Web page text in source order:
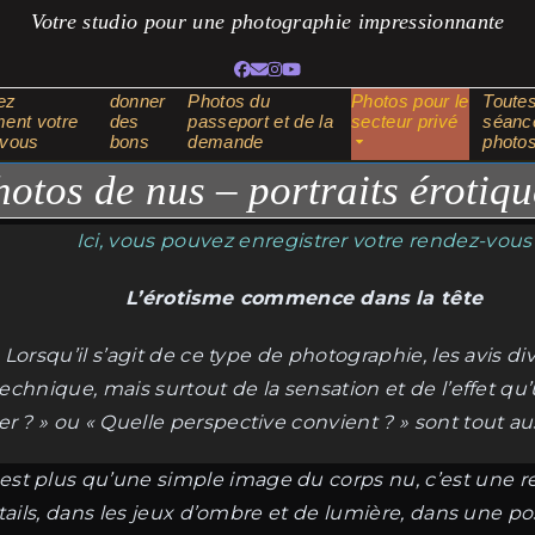
Votre studio pour une photographie impressionnante
Facebook
Adresse
électronique
Instagram
YouTube
votre
donner
des
bons
Photos du
passeport et de la
demande
Photos pour le
secteur privé
de nus – portraits
Ici, vous pouvez enregistrer votre rendez-vous
L’érotisme commence dans la tête
s’agit de ce type de photographie, les avis
mais surtout de la sensation et de l’effet
? » ou « Quelle perspective convient ? » sont tout
plus qu’une simple image du corps nu, c’est une
dans les jeux d’ombre et de lumière, dans une